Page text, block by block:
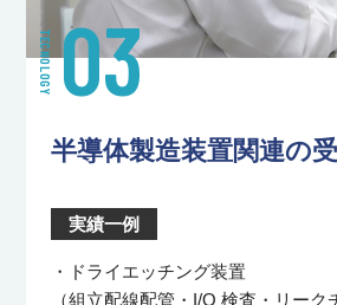
TECNOLOGY03
半導体製造装置関連の
実績一例
・ドライエッチング装置
（組立配線配管・I/O 検査・リーク